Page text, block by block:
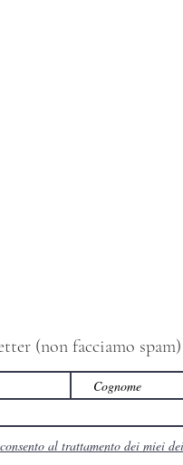
(non facciamo spam)
al trattamento dei miei